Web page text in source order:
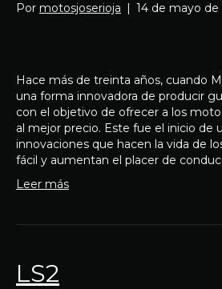
Por motosjoserioja | 14 de mayo de
Hace más de treinta años, cuando
una forma innovadora de producir
con el objetivo de ofrecer a los
al mejor precio. Este fue el inicio de
innovaciones que hacen la vida de
fácil y aumentan el placer de
Leer más
LS2